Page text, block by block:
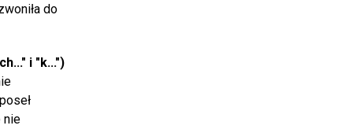
do
i "k...")
nie